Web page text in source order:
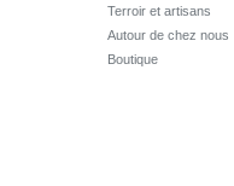
Terroir et artisans
Autour de chez nous
Boutique